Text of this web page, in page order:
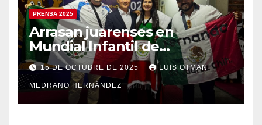
PRENSA 2025
Arrasan juarenses en
Mundial Infantil de
Taekwondo
15 DE OCTUBRE DE 2025 LUIS OTMAN
MEDRANO HERNÁNDEZ